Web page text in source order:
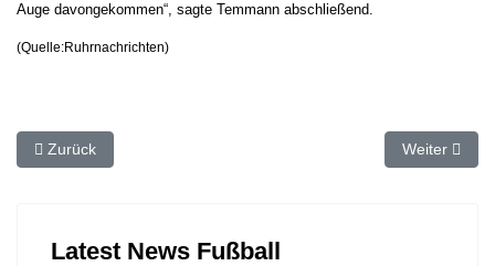
Auge davongekommen“, sagte Temmann abschließend.
(Quelle:Ruhrnachrichten)
Vorheriger Beitrag: ⚽️ SC Capelle kommt zurück
Zurück Nächster
Weiter
Latest News Fußball